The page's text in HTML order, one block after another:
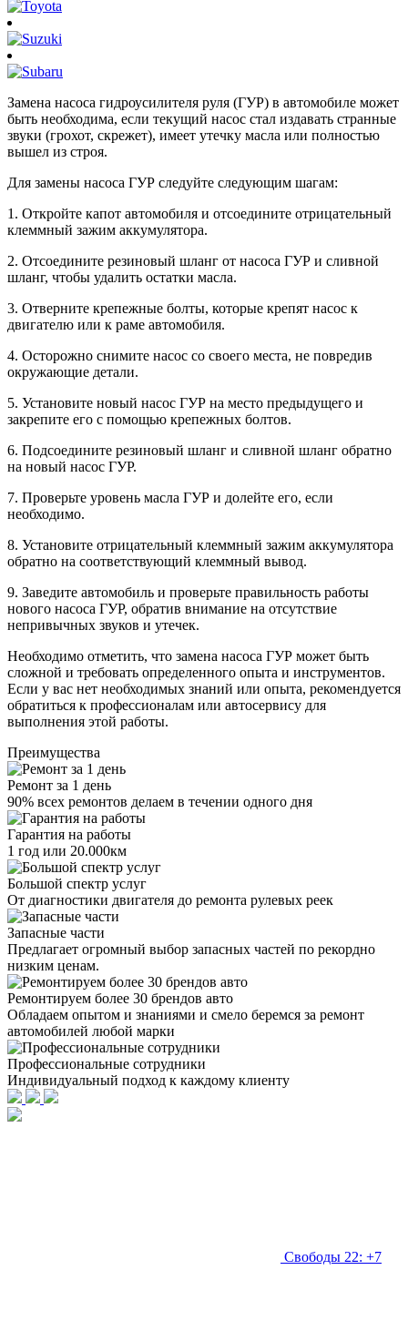
Замена насоса гидроусилителя руля (ГУР) в автомобиле может
быть необходима, если текущий насос стал издавать странные
звуки (грохот, скрежет), имеет утечку масла или полностью
вышел из строя.
Для замены насоса ГУР следуйте следующим шагам:
1. Откройте капот автомобиля и отсоедините отрицательный
клеммный зажим аккумулятора.
2. Отсоедините резиновый шланг от насоса ГУР и сливной
шланг, чтобы удалить остатки масла.
3. Отверните крепежные болты, которые крепят насос к
двигателю или к раме автомобиля.
4. Осторожно снимите насос со своего места, не повредив
окружающие детали.
5. Установите новый насос ГУР на место предыдущего и
закрепите его с помощью крепежных болтов.
6. Подсоедините резиновый шланг и сливной шланг обратно
на новый насос ГУР.
7. Проверьте уровень масла ГУР и долейте его, если
необходимо.
8. Установите отрицательный клеммный зажим аккумулятора
обратно на соответствующий клеммный вывод.
9. Заведите автомобиль и проверьте правильность работы
нового насоса ГУР, обратив внимание на отсутствие
непривычных звуков и утечек.
Необходимо отметить, что замена насоса ГУР может быть
сложной и требовать определенного опыта и инструментов.
Если у вас нет необходимых знаний или опыта, рекомендуется
обратиться к профессионалам или автосервису для
выполнения этой работы.
Преимущества
Ремонт за 1 день
90% всех ремонтов делаем в течении одного дня
Гарантия на работы
1 год или 20.000км
Большой спектр услуг
От диагностики двигателя до ремонта рулевых реек
Запасные части
Предлагает огромный выбор запасных частей по рекордно
низким ценам.
Ремонтируем более 30 брендов авто
Обладаем опытом и знаниями и смело беремся за ремонт
автомобилей любой марки
Профессиональные сотрудники
Индивидуальный подход к каждому клиенту
Свободы 22: +7